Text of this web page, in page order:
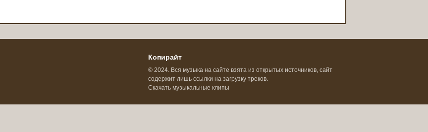
Копирайт
© 2024. Вся музыка на сайте взята из открытых источников, сайт
содержит лишь ссылки на загрузку треков.
Скачать музыкальные клипы